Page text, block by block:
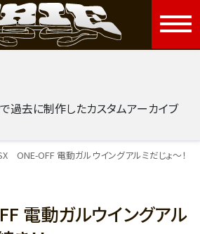
過去に制作したカスタムアーカイブ
ONE-OFF 電動ガルウイングアルミだじょ～！
電動ガルウイングアル